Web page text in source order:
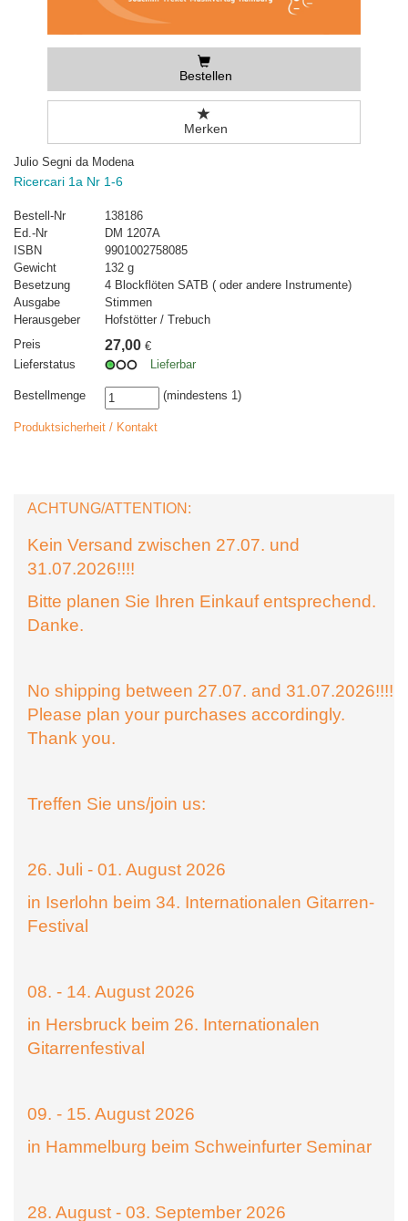
Bestellen
Merken
Julio Segni da Modena
Ricercari 1a Nr 1-6
Bestell-Nr
138186
Ed.-Nr
DM 1207A
ISBN
9901002758085
Gewicht
132 g
Besetzung
4 Blockflöten SATB ( oder andere Instrumente)
Ausgabe
Stimmen
Herausgeber
Hofstötter / Trebuch
Preis
27,00 €
Lieferstatus
Lieferbar
Bestellmenge (mindestens 1)
Produktsicherheit / Kontakt
ACHTUNG/ATTENTION:
Kein Versand zwischen 27.07. und
31.07.2026!!!!
Bitte planen Sie Ihren Einkauf entsprechend.
Danke.
No shipping between 27.07. and 31.07.2026!!!!
Please plan your purchases accordingly.
Thank you.
Treffen Sie uns/join us:
26. Juli - 01. August 2026
in Iserlohn beim 34. Internationalen Gitarren-
Festival
08. - 14. August 2026
in Hersbruck beim 26. Internationalen
Gitarrenfestival
09. - 15. August 2026
in Hammelburg beim Schweinfurter Seminar
28. August - 03. September 2026